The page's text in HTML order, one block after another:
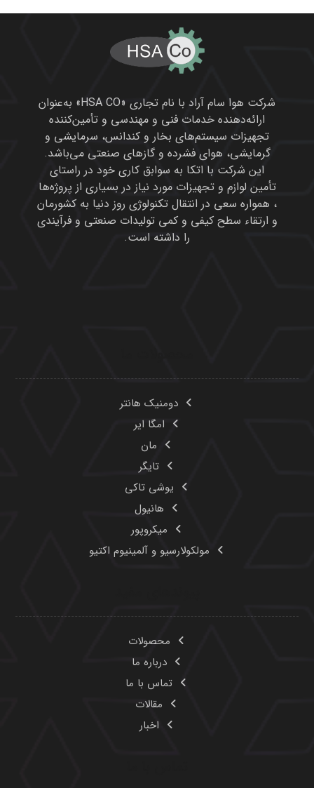
شرکت هوا سام آراد با نام تجاری «HSA CO» به‌عنوان
ارائه‌دهنده خدمات فنی و مهندسی و تأمین‌کننده
تجهیزات سیستم‌های بخار و کندانس، سرمایشی و
گرمایشی، هوای فشرده و گازهای صنعتی می‌باشد.
این شرکت با اتکا به سوابق کاری خود در راستای
تأمین لوازم و تجهیزات مورد نیاز در بسیاری از پروژه‌ها
، همواره سعی در انتقال تکنولوژی روز دنیا به کشورمان
و ارتقاء سطح کیفی و کمی تولیدات صنعتی و فرآیندی
را داشته است.
دومنیک هانتر
امگا ایر
مان
تایگر
یوشی تاکی
هانیول
میکروپور
مولکولارسیو و آلمینیوم اکتیو
محصولات
درباره ما
تماس با ما
مقالات
اخبار